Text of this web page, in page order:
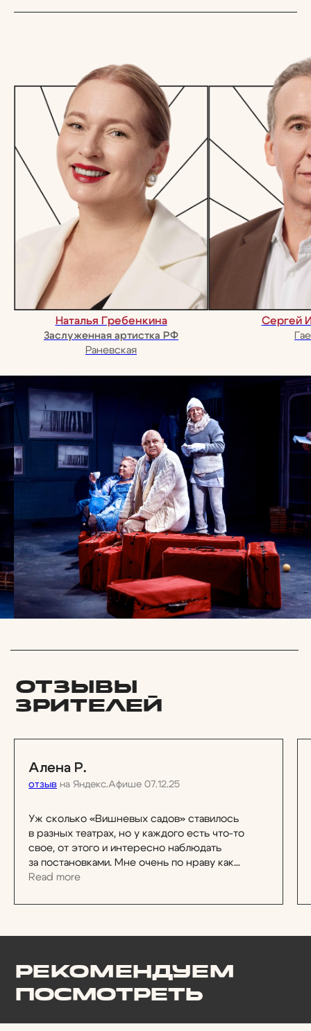
Наталья Гребенкина
Заслуженная артистка РФ
Раневская
Сергей
отзывы
зрителей
Алена Р.
отзыв на Яндекс.Афише 07.12.25
Уж сколько «Вишневых садов» ставилось
в разных театрах, но у каждого есть что-то
свое, от этого и интересно наблюдать
за постановками. Мне очень по нраву как
актеры Покровка. Театр справились с этим
Read more
посмотреть
Официальный сайт Покровка.Театр
Официальный сайт Покровка.Театр @ 1991 —
2025